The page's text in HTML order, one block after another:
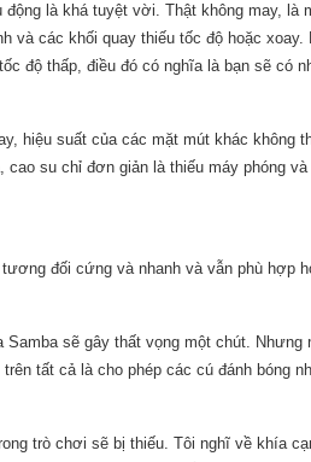
là khá tuyệt vời. Thật không may, là
và các khối quay thiếu tốc độ hoặc xoay.
độ thấp, điều đó có nghĩa là bạn sẽ có
hiệu suất của các mặt mút khác không
su chỉ đơn giản là thiếu máy phóng
đối cứng và nhanh và vẫn phù hợp
sẽ gây thất vọng một chút. Nhưng
tất cả là cho phép các cú đánh bóng
trò chơi sẽ bị thiếu. Tôi nghĩ về khía